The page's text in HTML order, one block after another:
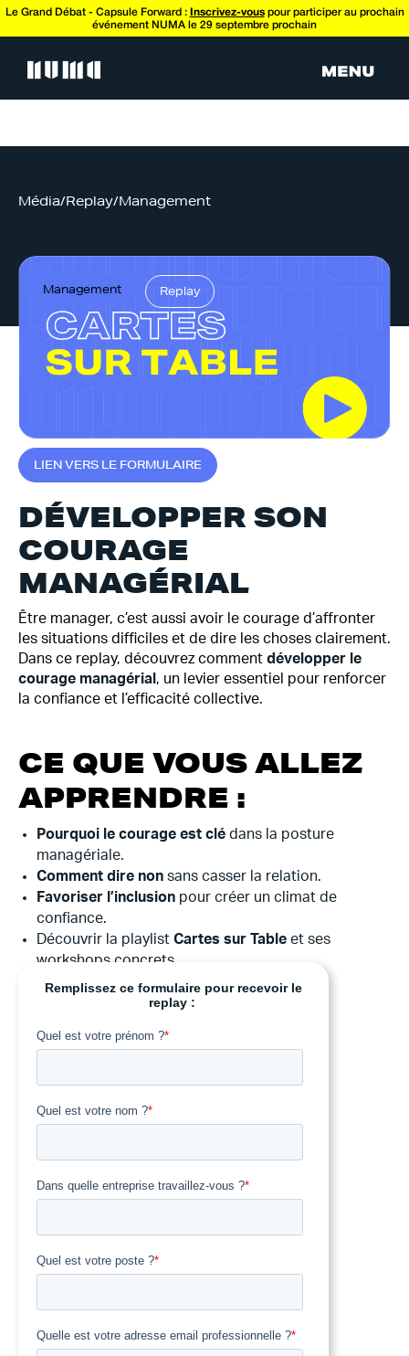
Le Grand Débat - Capsule Forward : Inscrivez-vouspour participer au prochain
événement NUMA le 29 septembre prochain
Média/Replay/Management
Management Replay
LIENVERS LE FORMULAIRE
DÉVELOPPER SON
COURAGE
MANAGÉRIAL
Être manager, c’est aussi avoir le courage d’affronter
les situations difficiles et de dire les choses clairement.
Dans ce replay, découvrez comment développer le
courage managérial , un levier essentiel pour renforcer
la confiance et l’efficacité collective.
CE QUE VOUS ALLEZ
APPRENDRE :
Pourquoi le courage est clé dans la posture
managériale.
Comment dire non sans casser la relation.
Favoriser l’inclusion pour créer un climat de
confiance.
Découvrir la playlist Cartes sur Table et ses
workshops concrets.